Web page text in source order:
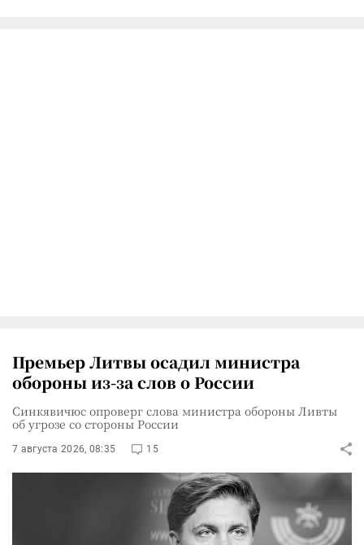
Премьер Литвы осадил министра
обороны из-за слов о России
Синкявичюс опроверг слова министра обороны Ливты
об угрозе со стороны России
7 августа 2026, 08:35 15